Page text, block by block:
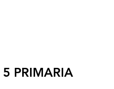
PRIMARIA